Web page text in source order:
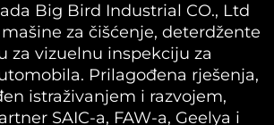
Big Bird Industrial CO., Ltd
za čišćenje, deterdžente
za vizuelnu inspekciju za
Prilagođena rješenja,
istraživanjem i razvojem,
SAIC-a, FAW-a, Geelya i